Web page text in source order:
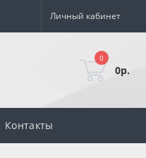
Личный кабинет
0
0р.
Контакты